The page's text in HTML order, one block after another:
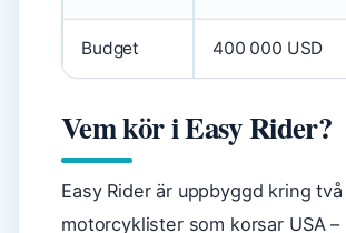
Budget 400 000 USD
Vem kör i Easy Rider?
Easy Rider är uppbyggd kring två
motorcyklister som korsar USA